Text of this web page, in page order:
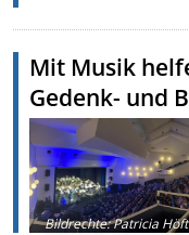
Mit Musik
Gedenk- und
Bildrechte:Patricia Höft